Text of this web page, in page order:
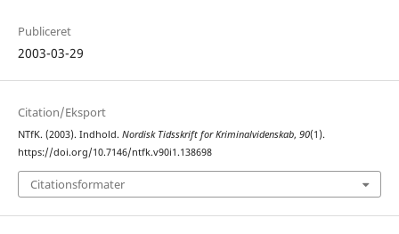
Publiceret
2003-03-29
Citation/Eksport
NTfK. (2003). Indhold. Nordisk Tidsskrift for Kriminalvidenskab, 90(1).
https://doi.org/10.7146/ntfk.v90i1.138698
Citationsformater